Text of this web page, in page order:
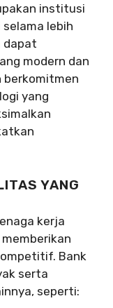
institusi
lebih
dapat
modern dan
berkomitmen
yang
YANG
kerja
Bank
serta
seperti: